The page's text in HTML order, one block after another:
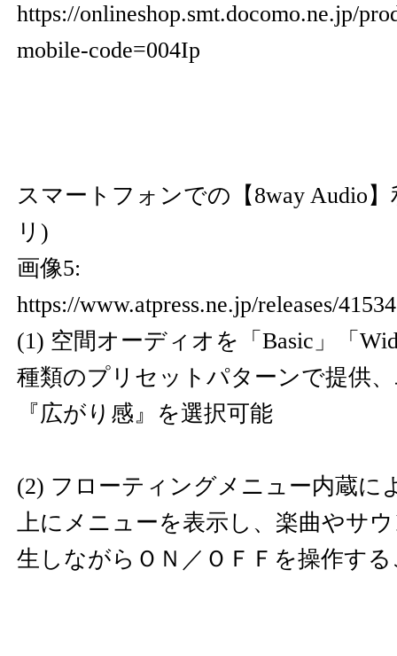
https://onlineshop.smt.docomo.ne.jp/
mobile-code=004Ip
スマートフォンでの【8way Audio
リ)
画像5:
https://www.atpress.ne.jp/releases/
(1) 空間オーディオを「Basic」「
種類のプリセットパターンで提供
『広がり感』を選択可能
(2) フローティングメニュー内蔵に
上にメニューを表示し、楽曲やサ
生しながらＯＮ／ＯＦＦを操作す